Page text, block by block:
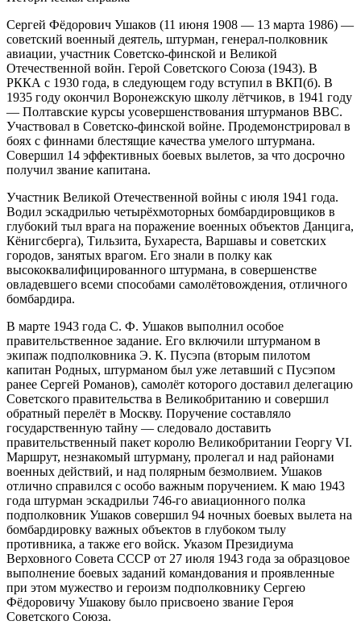
Сергей Фёдорович Ушаков (11 июня 1908 — 13 марта 1986) —
советский военный деятель, штурман, генерал-полковник
авиации, участник Советско-финской и Великой
Отечественной войн. Герой Советского Союза (1943). В
РККА с 1930 года, в следующем году вступил в ВКП(б). В
1935 году окончил Воронежскую школу лётчиков, в 1941 году
— Полтавские курсы усовершенствования штурманов ВВС.
Участвовал в Советско-финской войне. Продемонстрировал в
боях с финнами блестящие качества умелого штурмана.
Совершил 14 эффективных боевых вылетов, за что досрочно
получил звание капитана.
Участник Великой Отечественной войны с июля 1941 года.
Водил эскадрилью четырёхмоторных бомбардировщиков в
глубокий тыл врага на поражение военных объектов Данцига,
Кёнигсберга), Тильзита, Бухареста, Варшавы и советских
городов, занятых врагом. Его знали в полку как
высококвалифицированного штурмана, в совершенстве
овладевшего всеми способами самолётовождения, отличного
бомбардира.
В марте 1943 года С. Ф. Ушаков выполнил особое
правительственное задание. Его включили штурманом в
экипаж подполковника Э. К. Пусэпа (вторым пилотом
капитан Родных, штурманом был уже летавший с Пусэпом
ранее Сергей Романов), самолёт которого доставил делегацию
Советского правительства в Великобританию и совершил
обратный перелёт в Москву. Поручение составляло
государственную тайну — следовало доставить
правительственный пакет королю Великобритании Георгу VI.
Маршрут, незнакомый штурману, пролегал и над районами
военных действий, и над полярным безмолвием. Ушаков
отлично справился с особо важным поручением. К маю 1943
года штурман эскадрильи 746-го авиационного полка
подполковник Ушаков совершил 94 ночных боевых вылета на
бомбардировку важных объектов в глубоком тылу
противника, а также его войск. Указом Президиума
Верховного Совета СССР от 27 июля 1943 года за образцовое
выполнение боевых заданий командования и проявленные
при этом мужество и героизм подполковнику Сергею
Фёдоровичу Ушакову было присвоено звание Героя
Советского Союза.